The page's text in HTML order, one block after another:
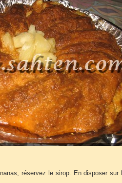
réservez le sirop. En disposer sur